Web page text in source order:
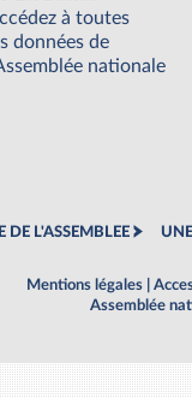
à toutes
données de
nationale
DE L'ASSEMBLEE
Mentions légales
Assemblée